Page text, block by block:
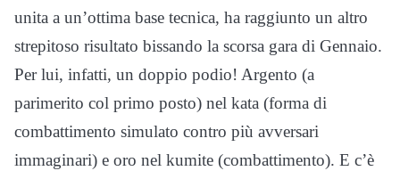
unita a un’ottima base tecnica, ha raggiunto un altro
strepitoso risultato bissando la scorsa gara di Gennaio.
Per lui, infatti, un doppio podio! Argento (a
parimerito col primo posto) nel kata (forma di
combattimento simulato contro più avversari
immaginari) e oro nel kumite (combattimento). E c’è